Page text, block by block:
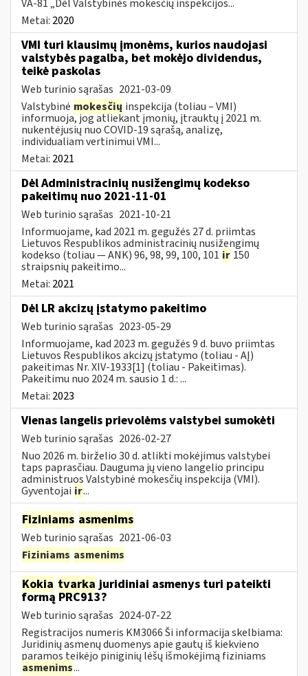
VA-81 „Dėl Valstybinės mokesčių inspekcijos...
Metai: 2020
VMI turi klausimų įmonėms, kurios naudojasi
valstybės pagalba, bet mokėjo dividendus,
teikė paskolas
Web turinio sąrašas 2021-03-09
Valstybinė mokesčių inspekcija (toliau – VMI)
informuoja, jog atliekant įmonių, įtrauktų į 2021 m.
nukentėjusių nuo COVID-19 sąrašą, analizę,
individualiam vertinimui VMI...
Metai: 2021
Dėl Administracinių nusižengimų kodekso
pakeitimų nuo 2021-11-01
Web turinio sąrašas 2021-10-21
Informuojame, kad 2021 m. gegužės 27 d. priimtas
Lietuvos Respublikos administracinių nusižengimų
kodekso (toliau — ANK) 96, 98, 99, 100, 101 ir 150
straipsnių pakeitimo...
Metai: 2021
Dėl LR akcizų įstatymo pakeitimo
Web turinio sąrašas 2023-05-29
Informuojame, kad 2023 m. gegužės 9 d. buvo priimtas
Lietuvos Respublikos akcizų įstatymo (toliau - AĮ)
pakeitimas Nr. XIV-1933[1] (toliau - Pakeitimas).
Pakeitimu nuo 2024 m. sausio 1 d.: ...
Metai: 2023
Vienas langelis prievolėms valstybei sumokėti
Web turinio sąrašas 2026-02-27
Nuo 2026 m. birželio 30 d. atlikti mokėjimus valstybei
taps paprasčiau. Dauguma jų vieno langelio principu
administruos Valstybinė mokesčių inspekcija (VMI).
Gyventojai ir...
Fiziniams asmenims
Web turinio sąrašas 2021-06-03
Fiziniams asmenims
Kokia tvarka juridiniai asmenys turi pateikti
formą PRC913?
Web turinio sąrašas 2024-07-22
Registracijos numeris KM3066 Ši informacija skelbiama:
Juridinių asmenų duomenys apie gautų iš kiekvieno
paramos teikėjo piniginių lėšų išmokėjimą fiziniams
asmenims...